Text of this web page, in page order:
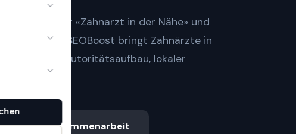
Notfall» oder «Zahnarzt in der Nähe» und
Treffern.
SEOBoost bringt Zahnärzte in
sauberem Autoritätsaufbau, lokaler
Ablauf & Zusammenarbeit